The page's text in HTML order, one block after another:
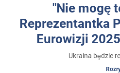
"Nie mogę
Reprezentantka
Eurowizji
Ukraina będzie